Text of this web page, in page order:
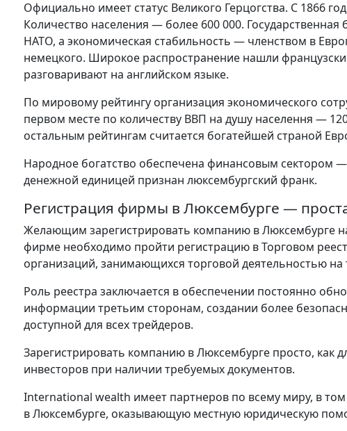
Официально имеет статус Великого Герцогства. С 1866
Количество населения — более 600 000.
НАТО, а экономическая стабильность — членством в
немецкого. Широкое распространение нашли
разговаривают на английском языке.
По мировому рейтингу организация экономического
первом месте по количеству ВВП на душу населення —
остальным рейтингам считается богатейшей страной
Народное богатство обеспечена финансовым
денежной единицей признан люксембургский франк.
Регистрация фирмы в Люксембурге —
Желающим зарегистрировать компанию в Люксембурге
фирме необходимо пройти регистрацию в Торговом
организаций, занимающихся торговой деятельностью
Роль реестра заключается в обеспечении постоянно
информации третьим сторонам, создании более
доступной для всех трейдеров.
Зарегистрировать компанию в Люксембурге просто, как
инвесторов при наличии требуемых документов.
International wealth имеет партнеров по всему миру, в
в Люксембурге, оказывающую местную юридическую